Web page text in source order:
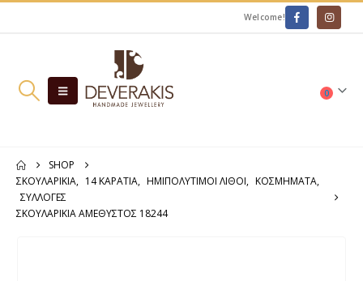
Welcome!
0
SHOP
ΣΚΟΥΛΑΡΊΚΙΑ, 14 ΚΑΡΆΤΙΑ, ΗΜΙΠΟΛΎΤΙΜΟΙ ΛΊΘΟΙ, ΚΟΣΜΗΜΑΤΑ,
ΣΥΛΛΟΓΕΣ
ΣΚΟΥΛΑΡΊΚΙΑ ΑΜΕΘΥΣΤΟΣ 18244